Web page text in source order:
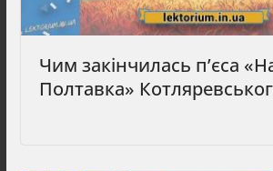
Чим закінчилась п’єса
Полтавка»